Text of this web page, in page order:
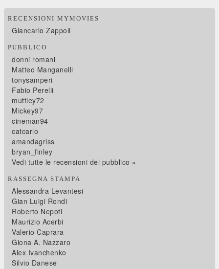
RECENSIONI MYMOVIES
Giancarlo Zappoli
PUBBLICO
donni romani
Matteo Manganelli
tonysamperi
Fabio Perelli
muttley72
Mickey97
cineman94
catcarlo
amandagriss
bryan_finley
Vedi tutte le recensioni del pubblico »
RASSEGNA STAMPA
Alessandra Levantesi
Gian Luigi Rondi
Roberto Nepoti
Maurizio Acerbi
Valerio Caprara
Giona A. Nazzaro
Alex Ivanchenko
Silvio Danese